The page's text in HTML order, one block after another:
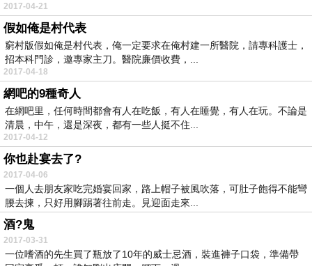
2017-04-21
假如俺是村代表
窮村版假如俺是村代表，俺一定要求在俺村建一所醫院，請專科護士，
招本科門診，邀專家主刀。醫院廉價收費，...
2017-04-18
網吧的9種奇人
在網吧里，任何時間都會有人在吃飯，有人在睡覺，有人在玩。不論是
清晨，中午，還是深夜，都有一些人挺不住...
2017-04-12
你也赴宴去了?
2017-04-06
一個人去朋友家吃完婚宴回家，路上帽子被風吹落，可肚子飽得不能彎
腰去揀，只好用腳踢著往前走。見迎面走來...
酒?鬼
2017-03-31
一位嗜酒的先生買了瓶放了10年的威士忌酒，裝進褲子口袋，準備帶